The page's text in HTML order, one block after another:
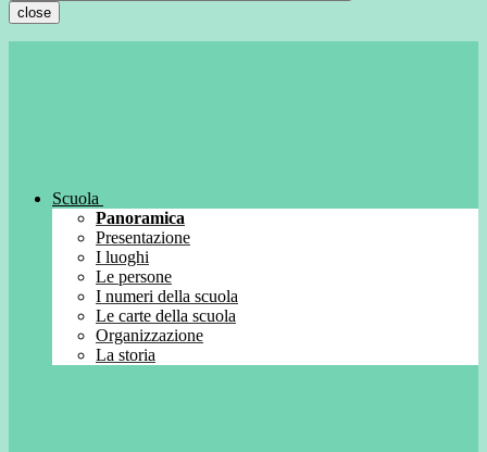
close
Scuola
Panoramica
Presentazione
I luoghi
Le persone
I numeri della scuola
Le carte della scuola
Organizzazione
La storia